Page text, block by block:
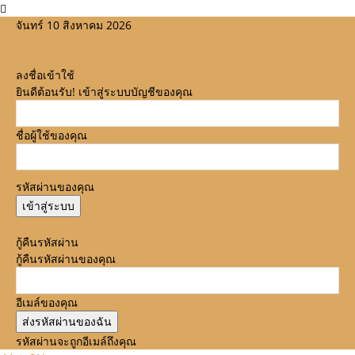
จันทร์ 10 สิงหาคม 2026
ลงชื่อเข้าใช้
ยินดีต้อนรับ! เข้าสู่ระบบบัญชีของคุณ
ชื่อผู้ใช้ของคุณ
รหัสผ่านของคุณ
กู้คืนรหัสผ่าน
กู้คืนรหัสผ่านของคุณ
อีเมล์ของคุณ
รหัสผ่านจะถูกอีเมล์ถึงคุณ